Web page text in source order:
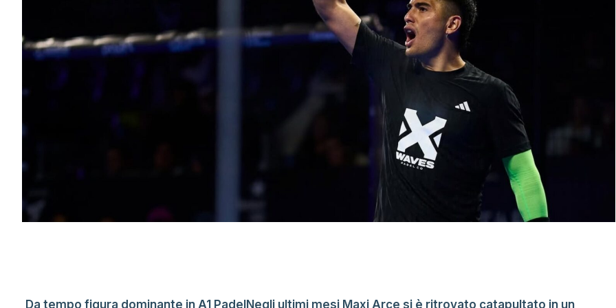
Da tempo figura dominante in A1 PadelNegli ultimi mesi Maxi Arce si è ritrovato catapultato in un